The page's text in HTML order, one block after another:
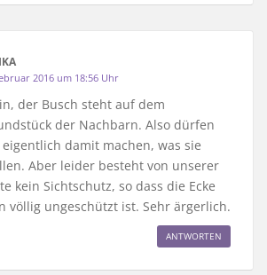
2016 um 18:56 Uhr
der Busch steht auf dem
der Nachbarn. Also dürfen
eigentlich damit machen, was sie
Aber leider besteht von unserer
kein Sichtschutz, so dass die Ecke
völlig ungeschützt ist. Sehr ärgerlich.
ANTWORTEN